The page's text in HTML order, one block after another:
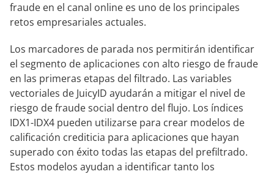
fraude en el canal online es uno de los principales
retos empresariales actuales.
Los marcadores de parada nos permitirán identificar
el segmento de aplicaciones con alto riesgo de fraude
en las primeras etapas del filtrado. Las variables
vectoriales de JuicyID ayudarán a mitigar el nivel de
riesgo de fraude social dentro del flujo. Los índices
IDX1-IDX4 pueden utilizarse para crear modelos de
calificación crediticia para aplicaciones que hayan
superado con éxito todas las etapas del prefiltrado.
Estos modelos ayudan a identificar tanto los